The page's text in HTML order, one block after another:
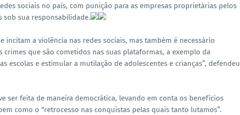
sociais no país, com punição para as empresas proprietárias pelos
sob sua responsabilidade.
incitam a violência nas redes sociais, mas também é necessário
crimes que são cometidos nas suas plataformas, a exemplo da
escolas e estimular a mutilação de adolescentes e crianças”, defendeu
ser feita de maneira democrática, levando em conta os benefícios
como o “retrocesso nas conquistas pelas quais tanto lutamos”.